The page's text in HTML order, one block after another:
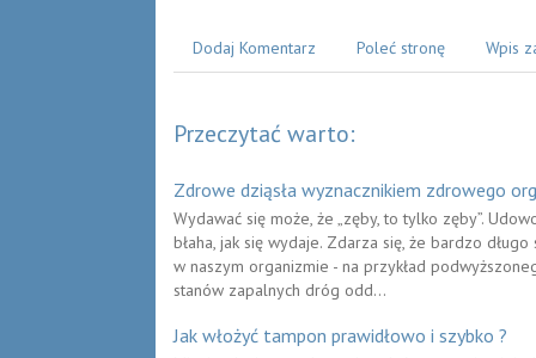
Dodaj Komentarz Poleć stronę Wpis
Przeczytać warto:
Zdrowe dziąsła wyznacznikiem zdrowego
Wydawać się może, że „zęby, to tylko zęby”.
błaha, jak się wydaje. Zdarza się, że bardzo
w naszym organizmie - na przykład
stanów zapalnych dróg odd...
Jak włożyć tampon prawidłowo i szybko ?